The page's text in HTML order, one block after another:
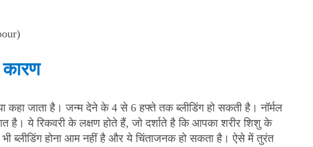
कहा जाता है। जन्म देने के 4 से 6 हफ्ते तक ब्लीडिंग हो सकती है। नॉर्मल
है। ये रिकवरी के लक्षण होते हैं, जो दर्शाते है कि आपका शरीर शिशु के
भी ब्लीडिंग होना आम नहीं है और ये चिंताजनक हो सकता है। ऐसे में तुरंत